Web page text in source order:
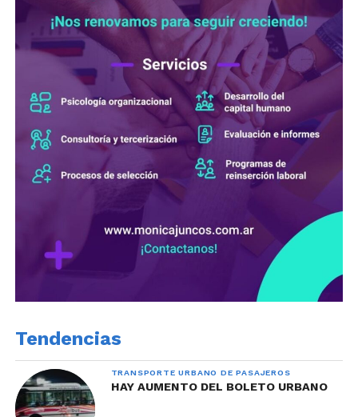
Tendencias
TRANSPORTE URBANO DE PASAJEROS
HAY AUMENTO DEL BOLETO URBANO